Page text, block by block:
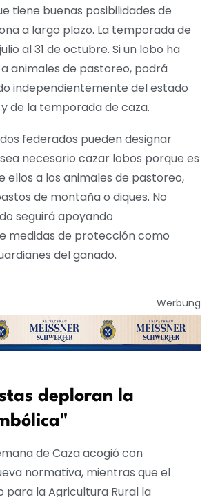
tiene buenas posibilidades de
a largo plazo. La temporada de
al 31 de octubre. Si un lobo ha
animales de pastoreo, podrá
independientemente del estado
de la temporada de caza.
federados pueden designar
necesario cazar lobos porque es
ellos a los animales de pastoreo,
de montaña o diques. No
seguirá apoyando
medidas de protección como
del ganado.
Werbung
deploran la
de Caza acogió con
normativa, mientras que el
para la Agricultura Rural la